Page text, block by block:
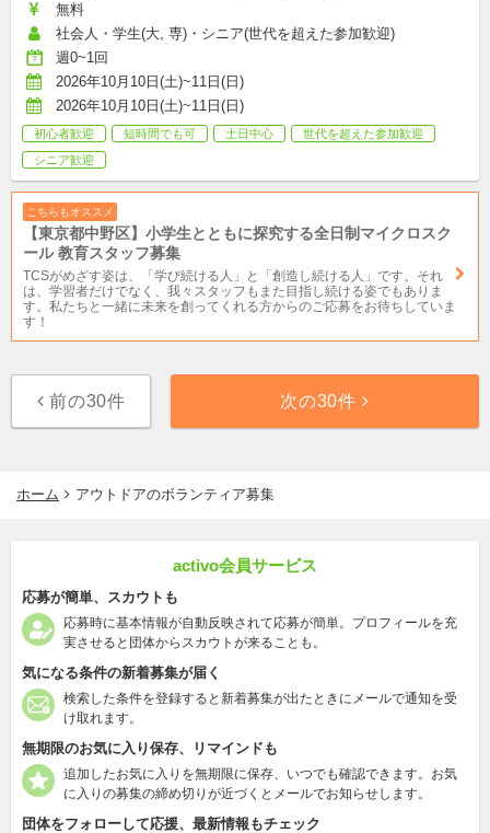
無料
社会人・学生(大, 専)・シニア(世代を超えた参加歓迎)
週0~1回
2026年10月10日(土)~11日(日)
2026年10月10日(土)~11日(日)
初心者歓迎 短時間でも可 土日中心
世代を超えた参加歓迎
シニア歓迎
こちらもオススメ
【東京都中野区】小学生とともに探究する全日制マイクロスク
ール 教育スタッフ募集
TCSがめざす姿は、「学び続ける人」と「創造し続ける人」です。それ
は、学習者だけでなく、我々スタッフもまた目指し続ける姿でもありま
す。私たちと一緒に未来を創ってくれる方からのご応募をお待ちしていま
す！
前の30件 次の30件
ホーム アウトドアのボランティア募集
activo会員サービス
応募が簡単、スカウトも
応募時に基本情報が自動反映されて応募が簡単。プロフィールを充
実させると団体からスカウトが来ることも。
気になる条件の新着募集が届く
検索した条件を登録すると新着募集が出たときにメールで通知を受
け取れます。
無期限のお気に入り保存、リマインドも
追加したお気に入りを無期限に保存、いつでも確認できます。お気
に入りの募集の締め切りが近づくとメールでお知らせします。
団体をフォローして応援、最新情報もチェック